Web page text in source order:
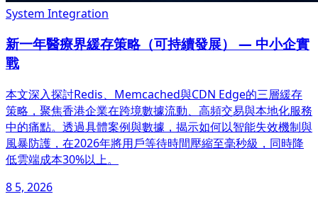
System Integration
新一年醫療界緩存策略（可持續發展） — 中小企實
戰
本文深入探討Redis、Memcached與CDN Edge的三層緩存
策略，聚焦香港企業在跨境數據流動、高頻交易與本地化服務
中的痛點。透過具體案例與數據，揭示如何以智能失效機制與
風暴防護，在2026年將用戶等待時間壓縮至毫秒級，同時降
低雲端成本30%以上。
8 5, 2026